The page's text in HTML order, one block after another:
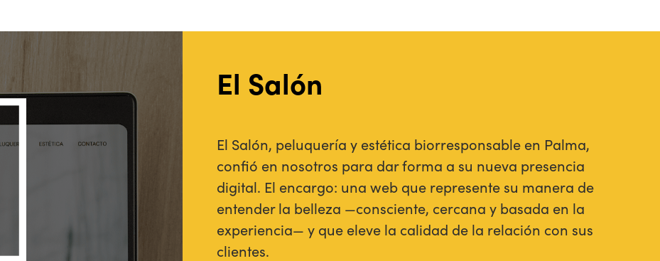
El Salón
El Salón, peluquería y estética biorresponsable en Palma,
confió en nosotros para dar forma a su nueva presencia
digital. El encargo: una web que represente su manera de
entender la belleza —consciente, cercana y basada en la
experiencia— y que eleve la calidad de la relación con sus
clientes.